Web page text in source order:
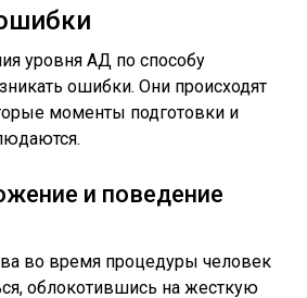
уровня АД по способу
ошибки. Они происходят
моменты подготовки и
и поведение
во время процедуры человек
облокотившись на жесткую